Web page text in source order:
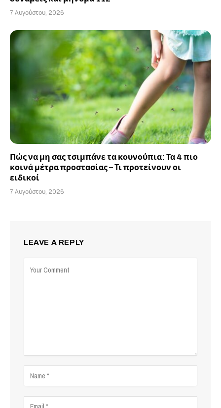
7 Αυγούστου, 2026
Πώς να μη σας τσιμπάνε τα κουνούπια: Τα 4 πιο
κοινά μέτρα προστασίας – Τι προτείνουν οι
ειδικοί
7 Αυγούστου, 2026
LEAVE A REPLY